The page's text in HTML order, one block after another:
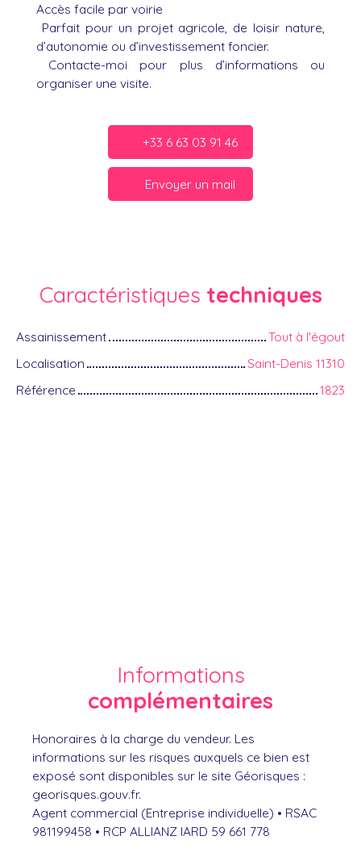
Accès facile par voirie
Parfait pour un projet agricole, de loisir nature,
d’autonomie ou d’investissement foncier.
Contacte-moi pour plus d’informations ou
organiser une visite.
+33 6 63 03 91 46
Envoyer un mail
Caractéristiques techniques
Assainissement
Tout à l'égout
Localisation
Saint-Denis 11310
Référence
1823
Informations
complémentaires
Honoraires à la charge du vendeur. Les
informations sur les risques auxquels ce bien est
exposé sont disponibles sur le site Géorisques :
georisques.gouv.fr.
Agent commercial (Entreprise individuelle) • RSAC
981199458 • RCP ALLIANZ IARD 59 661 778